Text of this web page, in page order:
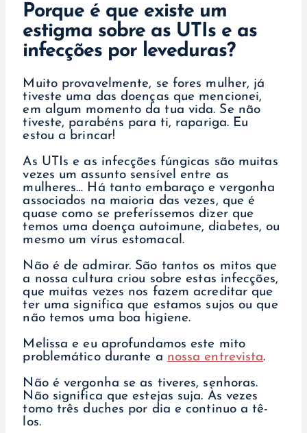
Porque é que existe um
estigma sobre as UTIs e as
infecções por leveduras?
Muito provavelmente, se fores mulher, já
tiveste uma das doenças que mencionei,
em algum momento da tua vida. Se não
tiveste, parabéns para ti, rapariga. Eu
estou a brincar!
As UTIs e as infecções fúngicas são muitas
vezes um assunto sensível entre as
mulheres… Há tanto embaraço e vergonha
associados na maioria das vezes, que é
quase como se preferíssemos dizer que
temos uma doença autoimune, diabetes, ou
mesmo um vírus estomacal.
Não é de admirar. São tantos os mitos que
a nossa cultura criou sobre estas infecções,
que muitas vezes nos fazem acreditar que
ter uma significa que estamos sujos ou que
não temos uma boa higiene.
Melissa e eu aprofundamos este mito
problemático durante a nossa entrevista.
Não é vergonha se as tiveres, senhoras.
Não significa que estejas suja. Às vezes
tomo três duches por dia e continuo a tê-
los.